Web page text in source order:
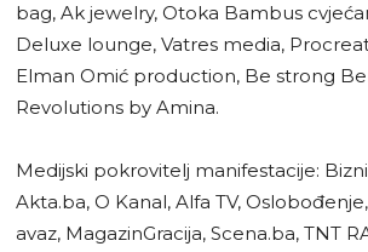
bag, Ak jewelry, Otoka Bambus
Deluxe lounge, Vatres media,
Elman Omić production, Be strong
Revolutions by Amina.
Medijski pokrovitelj manifestacije:
Akta.ba, O Kanal, Alfa TV,
avaz, MagazinGracija, Scena.ba, TNT